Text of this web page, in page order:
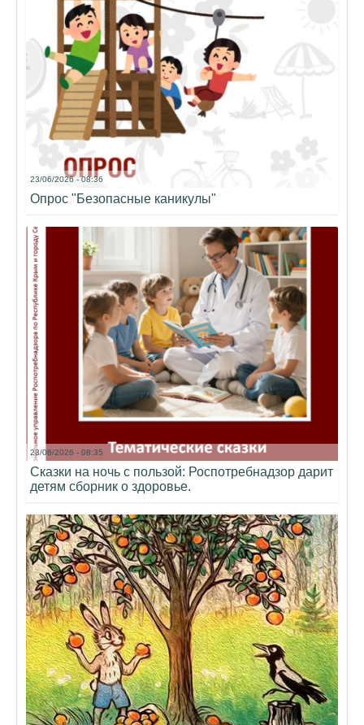
23/06/2026 - 08:36
Опрос "Безопасные каникулы"
23/06/2026 - 08:35
Сказки на ночь с пользой: Роспотребнадзор дарит
детям сборник о здоровье.